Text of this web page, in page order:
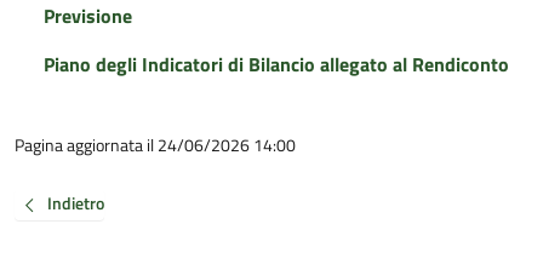
Previsione
Piano degli Indicatori di Bilancio allegato al Rendiconto
Pagina aggiornata il 24/06/2026 14:00
Indietro